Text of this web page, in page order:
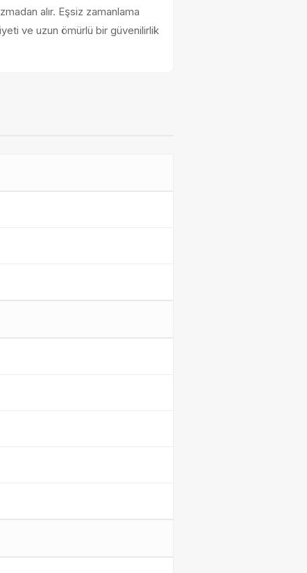
alır. Eşsiz zamanlama
ve uzun ömürlü bir güvenilirlik